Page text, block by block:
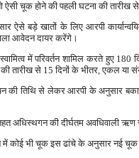
ऐसी चूक होने की पहली घटना की तारीख
ऐसे बड़े खातों के लिए आरपी
आवेदन दायर करेंगे।
में परिवर्तन शामिल करते हुए 180
तारीख से 15 दिनों के भीतर, एकल या
की तिथि से लेकर आरपी के
तहत अधिस्थगन की दीर्घतम अवधिवाली
में कोई भी चूक इस ढांचे के अनुसार नई